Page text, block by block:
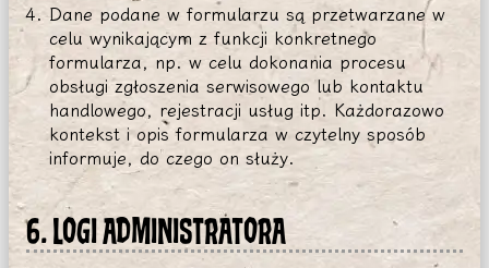
Dane podane w formularzu są przetwarzane w
celu wynikającym z funkcji konkretnego
formularza, np. w celu dokonania procesu
obsługi zgłoszenia serwisowego lub kontaktu
handlowego, rejestracji usług itp. Każdorazowo
kontekst i opis formularza w czytelny sposób
informuje, do czego on służy.
6. LOGI ADMINISTRATORA